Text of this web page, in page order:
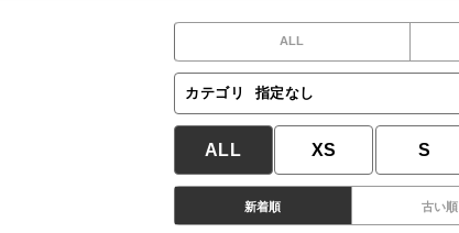
ALL
カテゴリ 指定なし
ALL XS S
新着順 古い順